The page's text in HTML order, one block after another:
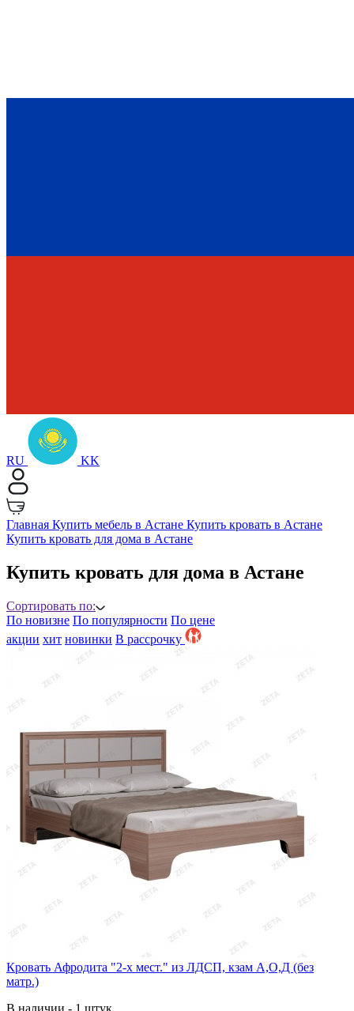
RU KK
Главная Купить мебель в Астане Купить кровать в Астане
Купить кровать для дома в Астане
Купить кровать для дома в Астане
Сортировать по:
По новизне По популярности По цене
акции хит новинки B рассрочку
Кровать Афродита "2-х мест." из ЛДСП, кзам А,О,Д (без
матр.)
В наличии - 1 штук